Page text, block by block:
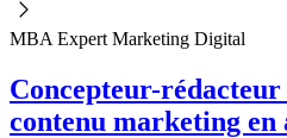
MBA Expert Marketing Digital
Concepteur-
contenu marketing